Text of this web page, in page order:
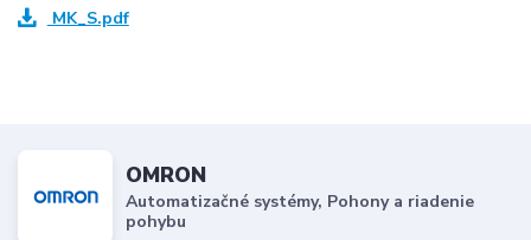
MK_S.pdf
OMRON
Automatizačné systémy, Pohony a riadenie
pohybu